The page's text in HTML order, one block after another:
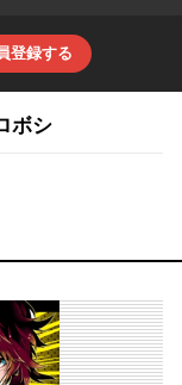
登録する
ボシ